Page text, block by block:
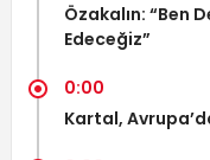
Özakalın: “Ben
Edeceğiz”
0:00
Kartal,